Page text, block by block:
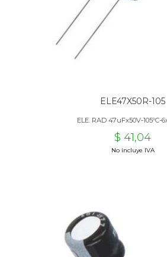
ELE47X50R-105
ELE. RAD 47uFx50V-105ºC-
$ 41,04
No incluye IVA